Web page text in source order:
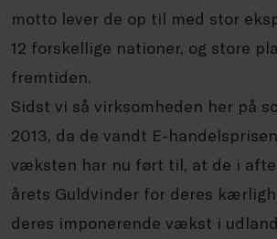
motto lever de op til med stor
12 forskellige nationer, og store
fremtiden.
Sidst vi så virksomheden her på
2013, da de vandt E-
væksten har nu ført til, at de i
årets Guldvinder for deres
deres imponerende vækst i